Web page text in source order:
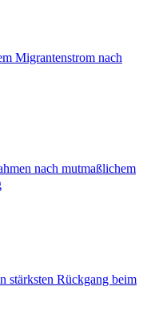
Migrantenstrom nach
nach mutmaßlichem
stärksten Rückgang beim